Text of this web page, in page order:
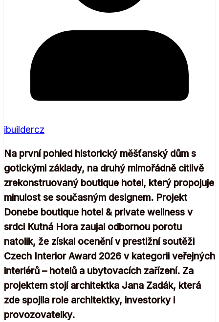
ibuildercz
Na první pohled historický měšťanský dům s
gotickými základy, na druhý mimořádně citlivě
zrekonstruovaný boutique hotel, který propojuje
minulost se současným designem. Projekt
Donebe boutique hotel & private wellness v
srdci Kutná Hora zaujal odbornou porotu
natolik, že získal ocenění v prestižní soutěži
Czech Interior Award 2026 v kategorii veřejných
interiérů – hotelů a ubytovacích zařízení. Za
projektem stojí architektka Jana Zadák, která
zde spojila role architektky, investorky i
provozovatelky.